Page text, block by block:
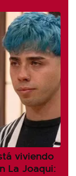
viviendo
La Joaqui: